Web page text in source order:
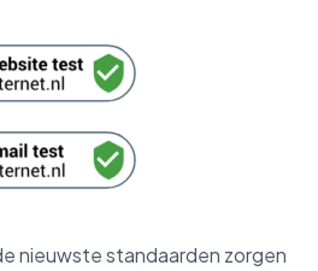
nieuwste standaarden zorgen